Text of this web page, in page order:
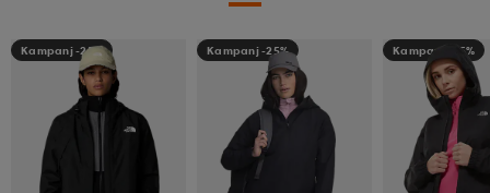
Kampanj -25% Kampanj -25% Kampanj -25%